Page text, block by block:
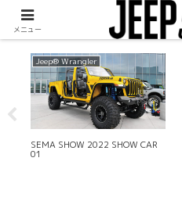
Jeep® Wrangler
SEMA SHOW 2022 SHOW CAR
01
メニュー